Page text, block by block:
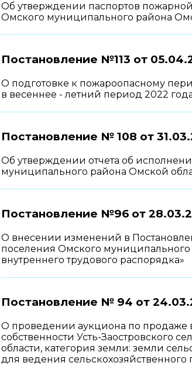
Об утверждении паспортов пожарной
Омского муниципального района
Постановление №113 от
О подготовке к пожароопасному
в весеннее - летний период 2022
Постановление № 108 от
Об утверждении отчета об
муниципального района Омской
Постановление №96 от
О внесении изменений в
поселения Омского
внутреннего трудового распорядка»
Постановление № 94 от
О проведении аукциона по продаже в
собственности Усть-Заостровского
области, категория земли: земли
для ведения сельскохозяйственного